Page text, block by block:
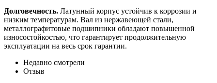
Долговечность. Латунный корпус устойчив к коррозии и
низким температурам. Вал из нержавеющей стали,
металлографитовые подшипники обладают повышенной
износостойкостью, что гарантирует продолжительную
эксплуатации на весь срок гарантии.
Недавно смотрели
Отзыв